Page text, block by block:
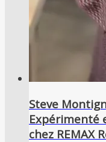
Steve
Expérimenté
chez REMAX